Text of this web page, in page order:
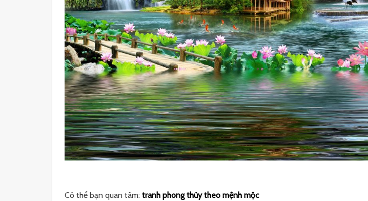
Có thể bạn quan tâm: tranh phong thủy theo mệnh mộc